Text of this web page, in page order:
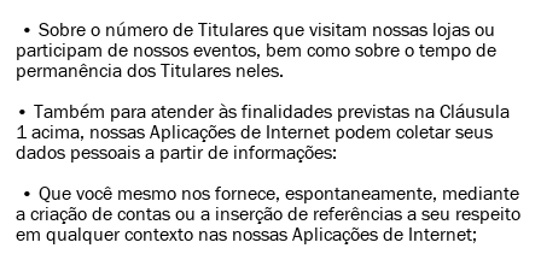
• Sobre o número de Titulares que visitam nossas lojas ou
participam de nossos eventos, bem como sobre o tempo de
permanência dos Titulares neles.
• Também para atender às finalidades previstas na Cláusula
1 acima, nossas Aplicações de Internet podem coletar seus
dados pessoais a partir de informações:
• Que você mesmo nos fornece, espontaneamente, mediante
a criação de contas ou a inserção de referências a seu respeito
em qualquer contexto nas nossas Aplicações de Internet;